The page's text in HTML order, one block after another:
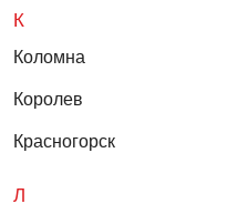
К
Коломна
Королев
Красногорск
Л